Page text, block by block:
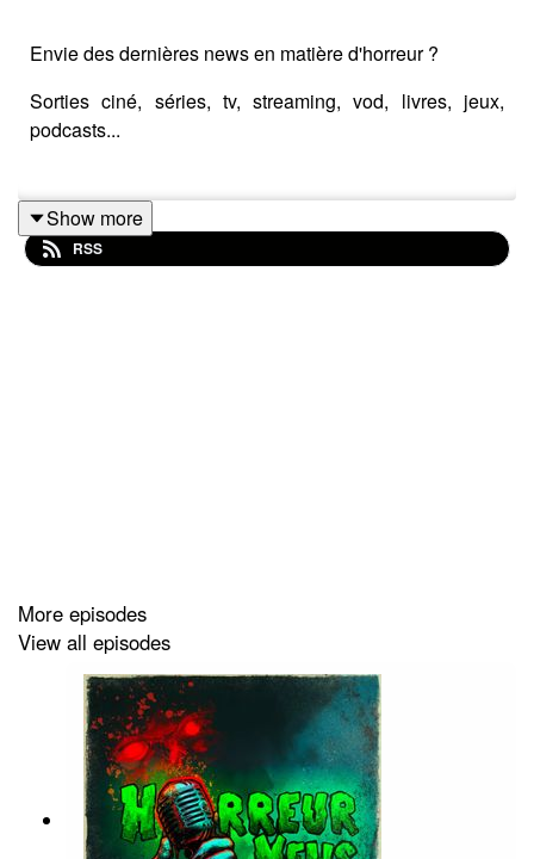
Envie des dernières news en matière d'horreur ?
Sorties ciné, séries, tv, streaming, vod, livres, jeux,
podcasts...
Instagram : horreurnewspodcast
Facebook : Horreur News
Show more
RSS
More episodes
View all episodes